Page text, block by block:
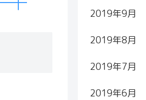
2019年9月
2019年8月
2019年7月
2019年6月